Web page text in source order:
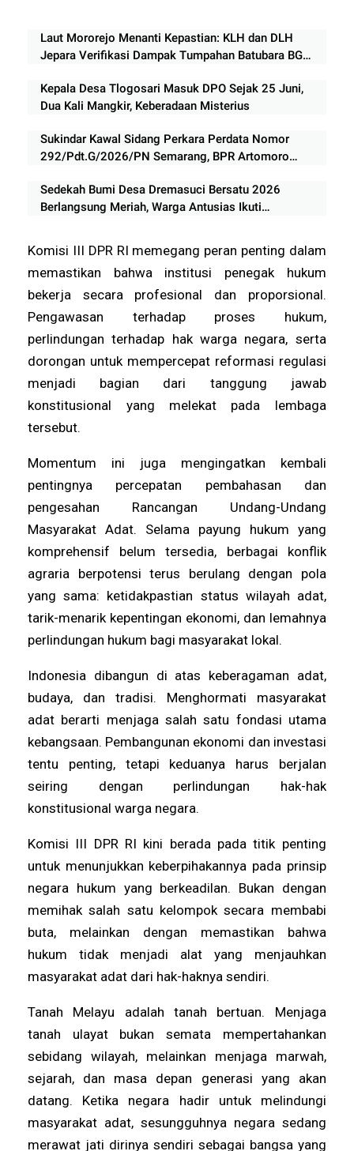
Laut Mororejo Menanti Kepastian: KLH dan DLH
Jepara Verifikasi Dampak Tumpahan Batubara BG
Kepala Desa Tlogosari Masuk DPO Sejak 25 Juni,
Dua Kali Mangkir, Keberadaan Misterius
Sukindar Kawal Sidang Perkara Perdata Nomor
292/Pdt.G/2026/PN Semarang, BPR Artomoro
Sedekah Bumi Desa Dremasuci Bersatu 2026
Berlangsung Meriah, Warga Antusias Ikuti
Komisi III DPR RI memegang peran penting dalam
memastikan bahwa institusi penegak hukum
bekerja secara profesional dan proporsional.
Pengawasan terhadap proses hukum,
perlindungan terhadap hak warga negara, serta
dorongan untuk mempercepat reformasi regulasi
menjadi bagian dari tanggung jawab
konstitusional yang melekat pada lembaga
tersebut.
Momentum ini juga mengingatkan kembali
pentingnya percepatan pembahasan dan
pengesahan Rancangan Undang-Undang
Masyarakat Adat. Selama payung hukum yang
komprehensif belum tersedia, berbagai konflik
agraria berpotensi terus berulang dengan pola
yang sama: ketidakpastian status wilayah adat,
tarik-menarik kepentingan ekonomi, dan lemahnya
perlindungan hukum bagi masyarakat lokal.
Indonesia dibangun di atas keberagaman adat,
budaya, dan tradisi. Menghormati masyarakat
adat berarti menjaga salah satu fondasi utama
kebangsaan. Pembangunan ekonomi dan investasi
tentu penting, tetapi keduanya harus berjalan
seiring dengan perlindungan hak-hak
konstitusional warga negara.
Komisi III DPR RI kini berada pada titik penting
untuk menunjukkan keberpihakannya pada prinsip
negara hukum yang berkeadilan. Bukan dengan
memihak salah satu kelompok secara membabi
buta, melainkan dengan memastikan bahwa
hukum tidak menjadi alat yang menjauhkan
masyarakat adat dari hak-haknya sendiri.
Tanah Melayu adalah tanah bertuan. Menjaga
tanah ulayat bukan semata mempertahankan
sebidang wilayah, melainkan menjaga marwah,
sejarah, dan masa depan generasi yang akan
datang. Ketika negara hadir untuk melindungi
masyarakat adat, sesungguhnya negara sedang
merawat jati dirinya sendiri sebagai bangsa yang